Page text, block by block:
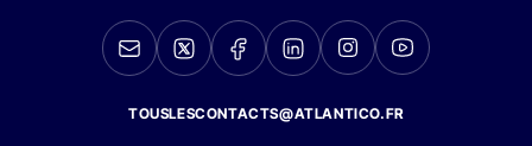
TOUSLESCONTACTS@ATLANTICO.FR